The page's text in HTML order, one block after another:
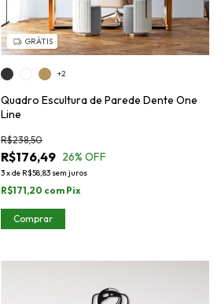
GRÁTIS
Quadro Escultura de Parede Dente One
Line
R$176,49
R$238,50
26% OFF
3xde R$58,83 sem juros
R$171,20 com Pix
+2
Comprar